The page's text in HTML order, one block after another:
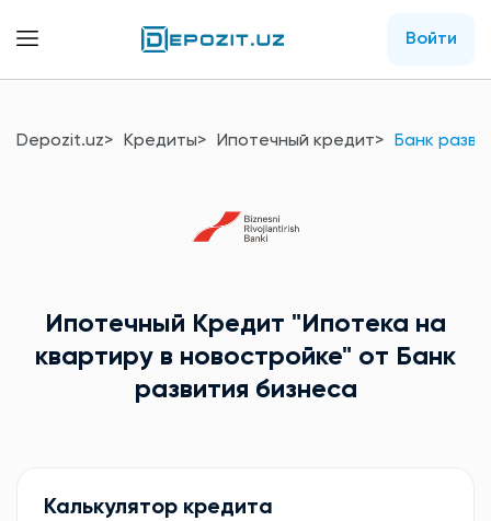
Войти
Depozit.uz Кредиты Ипотечный кредит Банк
Ипотечный Кредит "Ипотека на
квартиру в новостройке" от Банк
развития бизнеса
Калькулятор кредита